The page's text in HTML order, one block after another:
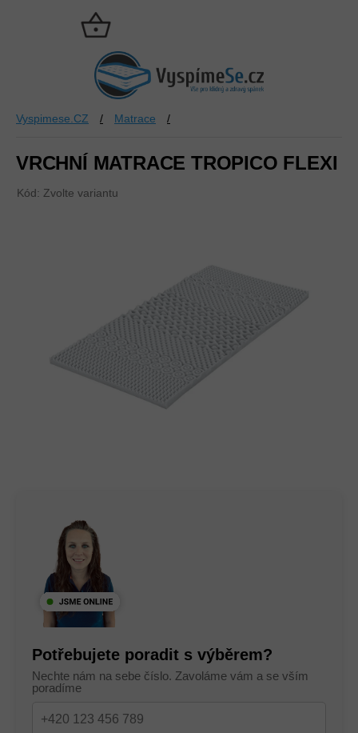
NÁKUPNÍ
KOŠÍK
Vyspimese.CZ / Matrace /
VRCHNÍ MATRACE TROPICO FLEXI
Kód: Zvolte variantu
Potřebujete poradit s výběrem?
Nechte nám na sebe číslo. Zavoláme vám a se vším
poradíme